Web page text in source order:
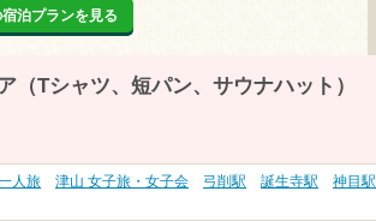
泊プランを見る
（Tシャツ、短パン、サウナハット）
人旅 津山 女子旅・女子会 弓削駅 誕生寺駅
神目駅